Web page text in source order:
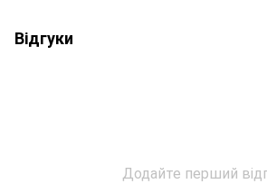
Відгуки
Додайте перший